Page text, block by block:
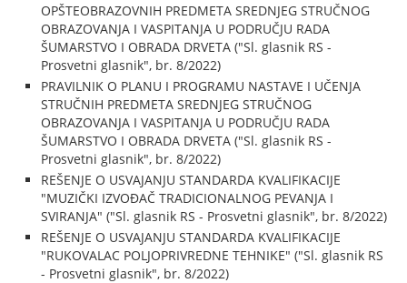
OPŠTEOBRAZOVNIH PREDMETA SREDNJEG STRUČNOG
OBRAZOVANJA I VASPITANJA U PODRUČJU RADA
ŠUMARSTVO I OBRADA DRVETA ("Sl. glasnik RS -
Prosvetni glasnik", br. 8/2022)
PRAVILNIK O PLANU I PROGRAMU NASTAVE I UČENJA
STRUČNIH PREDMETA SREDNJEG STRUČNOG
OBRAZOVANJA I VASPITANJA U PODRUČJU RADA
ŠUMARSTVO I OBRADA DRVETA ("Sl. glasnik RS -
Prosvetni glasnik", br. 8/2022)
REŠENJE O USVAJANJU STANDARDA KVALIFIKACIJE
"MUZIČKI IZVOĐAČ TRADICIONALNOG PEVANJA I
SVIRANJA" ("Sl. glasnik RS - Prosvetni glasnik", br. 8/2022)
REŠENJE O USVAJANJU STANDARDA KVALIFIKACIJE
"RUKOVALAC POLJOPRIVREDNE TEHNIKE" ("Sl. glasnik RS
- Prosvetni glasnik", br. 8/2022)